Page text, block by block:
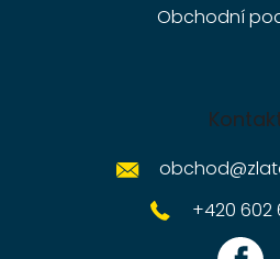
Obchodní
obchod@
+420 602